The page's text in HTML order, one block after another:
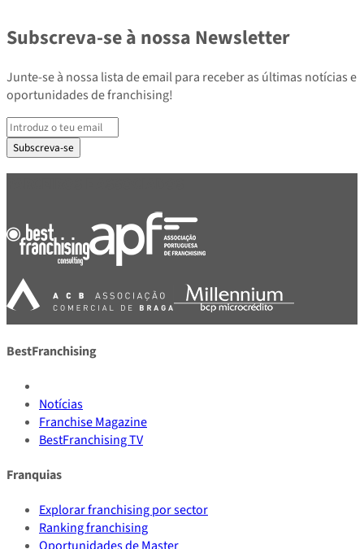
Subscreva-se à nossa Newsletter
Junte-se à nossa lista de email para receber as últimas notícias e
oportunidades de franchising!
Subscreva-se
BestFranchising
Notícias
Franchise Magazine
BestFranchising TV
Franquias
Explorar franchising por sector
Ranking franchising